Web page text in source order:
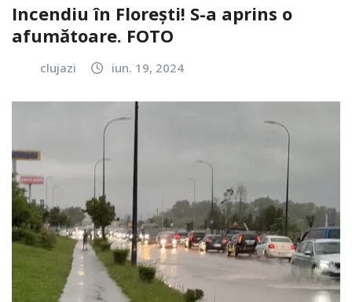
Incendiu în Florești! S-a aprins o
afumătoare. FOTO
clujazi iun. 19, 2024